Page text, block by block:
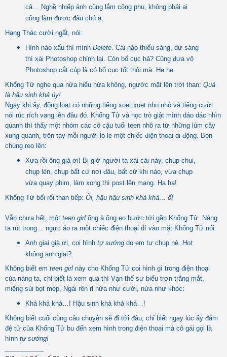
cả… Nghề nhiếp ảnh cũng lắm công phu, không phải ai
cũng làm được đâu chú ạ.
Hạng Thác cười ngất, nói:
Hình nào xấu thì mình Delete. Cái nào thiếu sáng, dư sáng
thì xài Photoshop chỉnh lại. Còn bố cục hả? Cũng đưa vô
Photoshop cắt cúp là có bố cục tốt thôi mà. He he.
Khổng Tử nghe qua nửa hiểu nửa không, ngước mặt lên trời than: Quả
là hậu sinh khả úy!
Ngay khi ấy, đồng loạt có những tiếng xoẹt xoẹt nho nhỏ và tiếng cười
nói rúc rích vang lên đâu đó. Khổng Tử và học trò giật mình dáo dác nhìn
quanh thì thấy một nhóm các cô cậu tuổi teen nhô ra từ những lùm cây
xung quanh, trên tay mỗi người lo le một chiếc điện thoại di động. Bọn
chúng reo lên:
Xưa rồi ông già ơi! Bi giờ người ta xài cái này, chụp chui,
chụp lén, chụp bất cứ nơi đâu, bất cứ khi nào, vừa chụp
vừa quay phim, làm xong thì post lên mạng. Ha ha!
Khổng Tử bối rối than tiếp: Ôi, hậu hậu sinh khả khả… ố!
Vẫn chưa hết, một teen girl õng à õng ẹo bước tới gần Khổng Tử. Nàng
ta rút trong… ngực áo ra một chiếc điện thoại dí vào mặt Khổng Tử nói:
Anh giai già ơi, coi hình tự sướngdo em tự chụp nè. Hot
không anh giai?
Không biết em teen girl này cho Khổng Tử coi hình gì trong điện thoại
của nàng ta, chỉ biết là xem qua thì Vạn thế sư biểu trợn trắng mắt,
miệng sùi bọt mép, Ngài rên rỉ nửa như cười, nửa như khóc:
Khả khả khả…! Hậu sinh khả khả khả…!
Không biết cuối cùng câu chuyện sẽ đi tới đâu, chỉ biết ngay lúc ấy đám
đệ tử của Khổng Tử bu đến xem hình trong điện thoại mà cô gái gọi là
hình tự sướng!